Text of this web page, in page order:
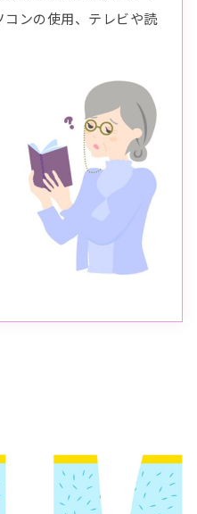
コンの使用、テレビや読